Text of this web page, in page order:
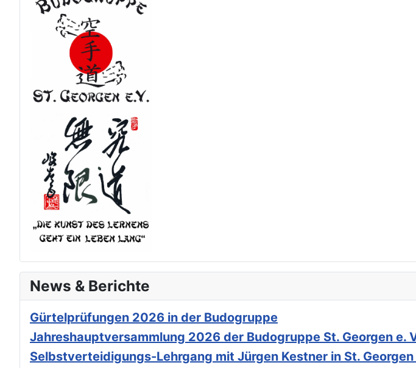
News & Berichte
Gürtelprüfungen 2026 in der Budogruppe
Jahreshauptversammlung 2026 der Budogruppe St. Georgen e.
Selbstverteidigungs-Lehrgang mit Jürgen Kestner in St.